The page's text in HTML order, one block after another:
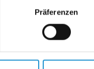
Präferenzen